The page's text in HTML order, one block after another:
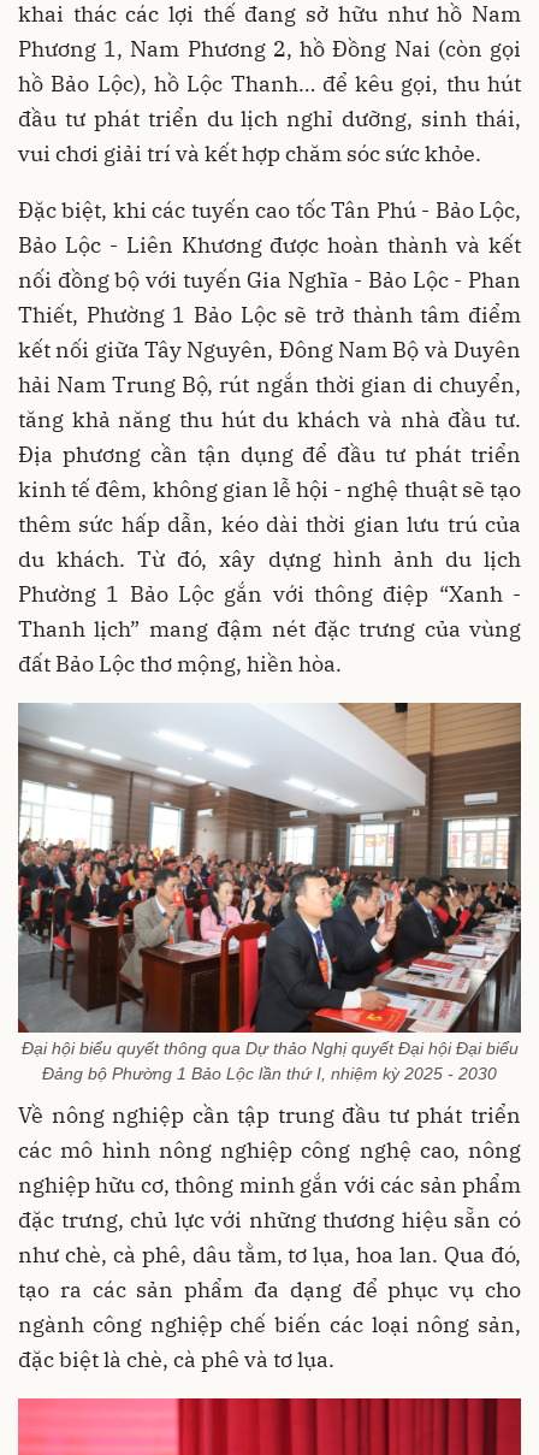
khai thác các lợi thế đang sở hữu như hồ Nam
Phương 1, Nam Phương 2, hồ Đồng Nai (còn gọi
hồ Bảo Lộc), hồ Lộc Thanh… để kêu gọi, thu hút
đầu tư phát triển du lịch nghỉ dưỡng, sinh thái,
vui chơi giải trí và kết hợp chăm sóc sức khỏe.
Đặc biệt, khi các tuyến cao tốc Tân Phú - Bảo Lộc,
Bảo Lộc - Liên Khương được hoàn thành và kết
nối đồng bộ với tuyến Gia Nghĩa - Bảo Lộc - Phan
Thiết, Phường 1 Bảo Lộc sẽ trở thành tâm điểm
kết nối giữa Tây Nguyên, Đông Nam Bộ và Duyên
hải Nam Trung Bộ, rút ngắn thời gian di chuyển,
tăng khả năng thu hút du khách và nhà đầu tư.
Địa phương cần tận dụng để đầu tư phát triển
kinh tế đêm, không gian lễ hội - nghệ thuật sẽ tạo
thêm sức hấp dẫn, kéo dài thời gian lưu trú của
du khách. Từ đó, xây dựng hình ảnh du lịch
Phường 1 Bảo Lộc gắn với thông điệp “Xanh -
Thanh lịch” mang đậm nét đặc trưng của vùng
đất Bảo Lộc thơ mộng, hiền hòa.
Đại hội biểu quyết thông qua Dự thảo Nghị quyết Đại hội Đại biểu
Đảng bộ Phường 1 Bảo Lộc lần thứ I, nhiệm kỳ 2025 - 2030
Về nông nghiệp cần tập trung đầu tư phát triển
các mô hình nông nghiệp công nghệ cao, nông
nghiệp hữu cơ, thông minh gắn với các sản phẩm
đặc trưng, chủ lực với những thương hiệu sẵn có
như chè, cà phê, dâu tằm, tơ lụa, hoa lan. Qua đó,
tạo ra các sản phẩm đa dạng để phục vụ cho
ngành công nghiệp chế biến các loại nông sản,
đặc biệt là chè, cà phê và tơ lụa.